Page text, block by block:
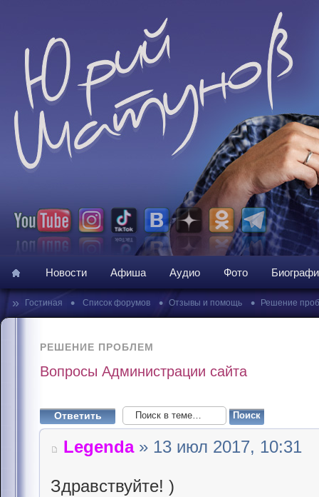
Новости Афиша Аудио Фото
» Гостиная • Список форумов • Отзывы и помощь • Решение
РЕШЕНИЕ ПРОБЛЕМ
Вопросы Администрации сайта
Ответить
Legenda» 13 июл 2017, 10:31
Здравствуйте! )